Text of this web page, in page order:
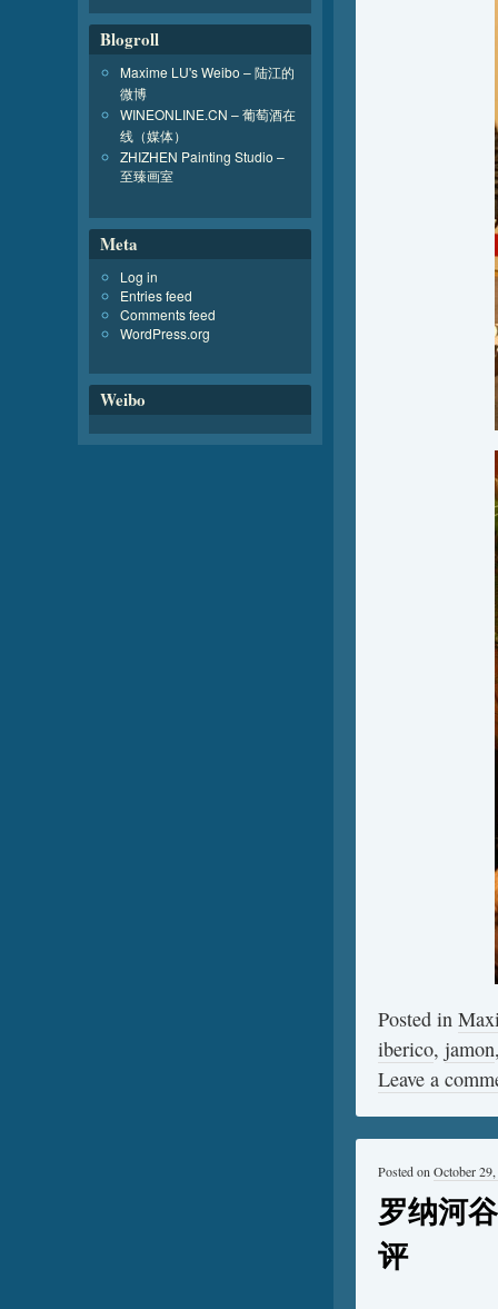
Posted in
iberico, jamon
Leave a
罗纳河
评
Posted on October
Blogroll
Maxime LU's Weibo – 陆江的
微博
WINEONLINE.CN – 葡萄酒在
线（媒体）
ZHIZHEN Painting Studio –
至臻画室
Meta
Log in
Entries feed
Comments feed
WordPress.org
Weibo